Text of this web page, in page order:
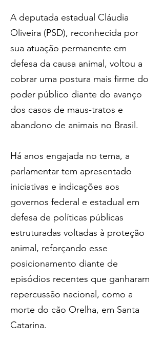
A deputada estadual Cláudia
Oliveira (PSD), reconhecida por
sua atuação permanente em
defesa da causa animal, voltou a
cobrar uma postura mais firme do
poder público diante do avanço
dos casos de maus-tratos e
abandono de animais no Brasil.
Há anos engajada no tema, a
parlamentar tem apresentado
iniciativas e indicações aos
governos federal e estadual em
defesa de políticas públicas
estruturadas voltadas à proteção
animal, reforçando esse
posicionamento diante de
episódios recentes que ganharam
repercussão nacional, como a
morte do cão Orelha, em Santa
Catarina.